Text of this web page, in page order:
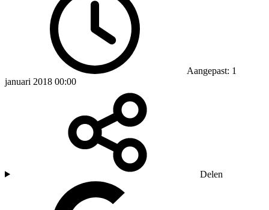
Aangepast: 1
januari 2018 00:00
Delen